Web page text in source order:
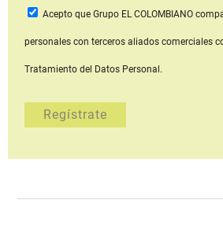
Acepto que Grupo EL COLOMBIANO
personales con terceros aliados comerciales
Tratamiento del Datos Personal.